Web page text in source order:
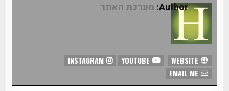
Author: מערכת האתר
INSTAGRAM